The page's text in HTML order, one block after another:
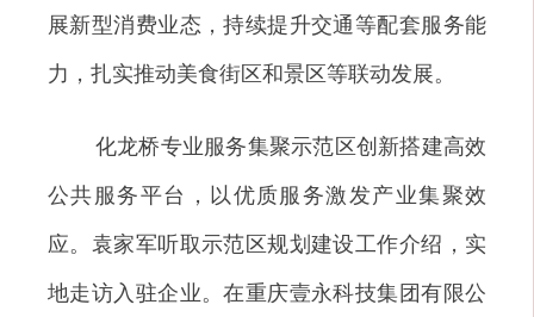
展新型消费业态，持续提升交通等配套服务能
力，扎实推动美食街区和景区等联动发展。
化龙桥专业服务集聚示范区创新搭建高效
公共服务平台，以优质服务激发产业集聚效
应。袁家军听取示范区规划建设工作介绍，实
地走访入驻企业。在重庆壹永科技集团有限公